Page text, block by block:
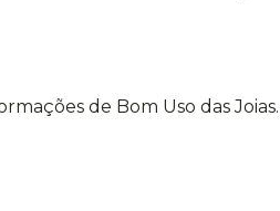
de Bom Uso das Joias.